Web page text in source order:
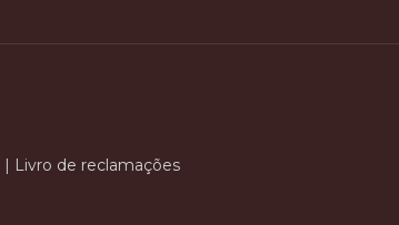
| Livro de reclamações